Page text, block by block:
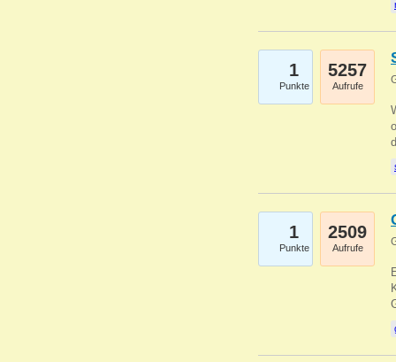
1
Punkte
5257
Aufrufe
1
Punkte
2509
Aufrufe